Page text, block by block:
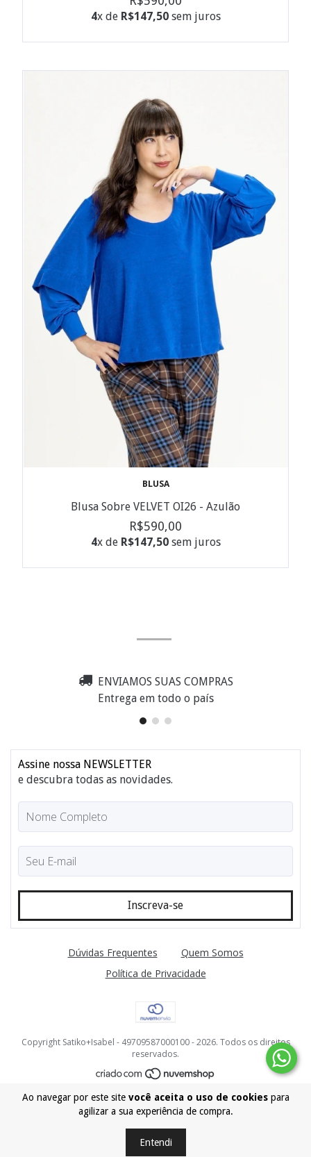
Ao navegar por este site você aceita o uso de cookiespara
agilizar a sua experiência de compra.
Entendi
4x de R$147,50sem juros
BLUSA
Blusa Sobre VELVET OI26 - Azulão
R$590,00
4x de R$147,50sem juros
ENVIAMOS SUAS COMPRAS
Entrega em todo o país
Assine nossa NEWSLETTER
e descubra todas as novidades.
Dúvidas Frequentes
Quem Somos
Política de Privacidade
Copyright Satiko+Isabel - 49709587000100 - 2026. Todos os direitos
reservados.